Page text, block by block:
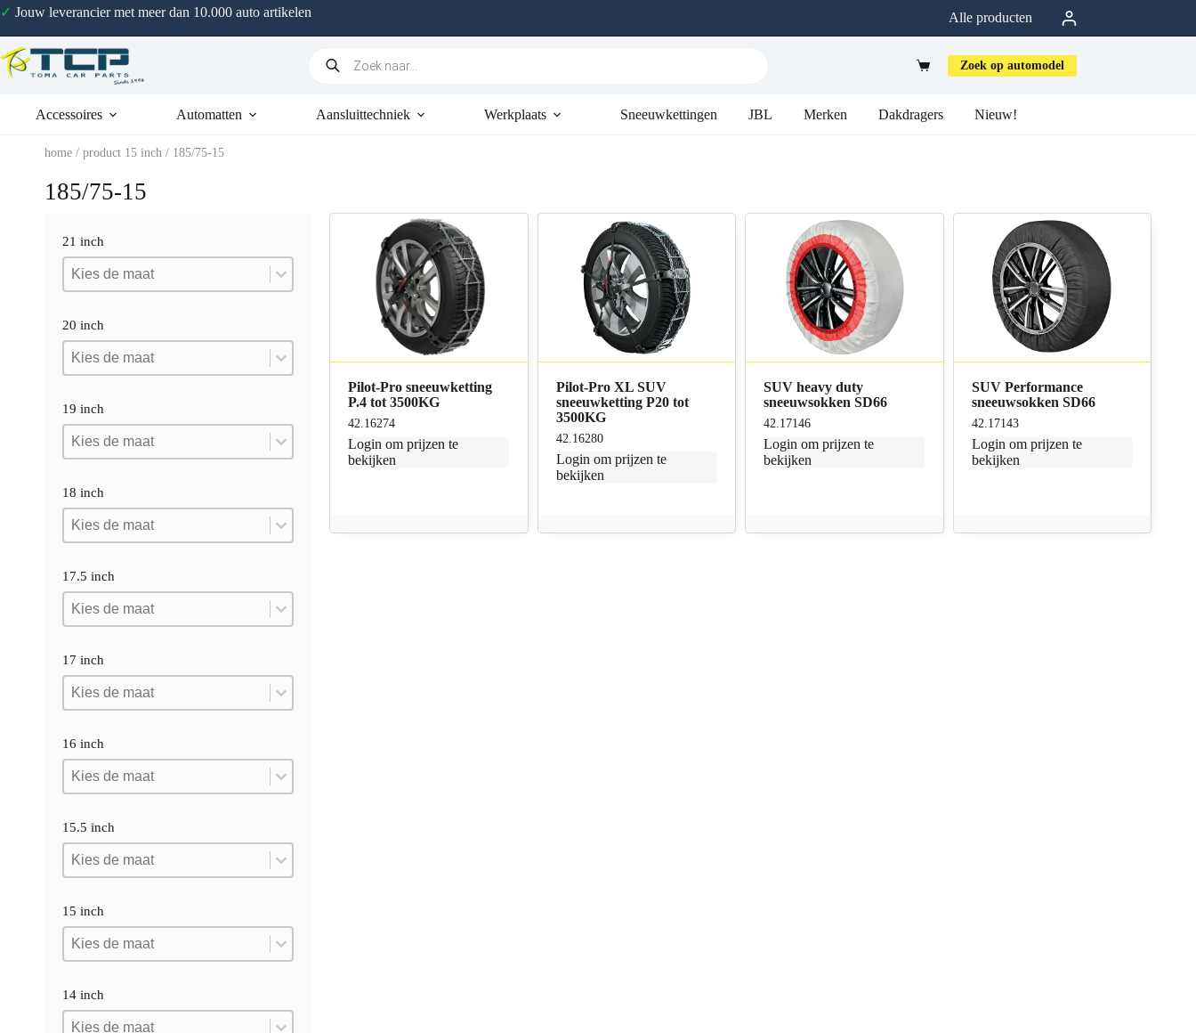
✓ Jouw leverancier met meer dan 10.000 auto artikelen Alle producten
Zoek op automodel
Accessoires Automatten Aansluittechniek Werkplaats Sneeuwkettingen JBL Merken Dakdragers Nieuw!
home / product 15 inch / 185/75-15
185/75-15
21 inch
21 inch
21 inch
21 inch
20 inch
20 inch
20 inch
20 inch
19 inch
19 inch
19 inch
19 inch
18 inch
18 inch
18 inch
18 inch
17.5 inch
17.5 inch
17.5 inch
17.5 inch
17 inch
17 inch
17 inch
17 inch
16 inch
16 inch
16 inch
16 inch
15.5 inch
15.5 inch
15.5 inch
15.5 inch
15 inch
15 inch
15 inch
15 inch
14 inch
14 inch
14 inch
14 inch
Pilot-Pro sneeuwketting
P.4 tot 3500KG
42.16274
Login om prijzen te
bekijken
Pilot-Pro XL SUV
sneeuwketting P20 tot
3500KG
42.16280
Login om prijzen te
bekijken
SUV heavy duty
sneeuwsokken SD66
42.17146
Login om prijzen te
bekijken
SUV Performance
sneeuwsokken SD66
42.17143
Login om prijzen te
bekijken